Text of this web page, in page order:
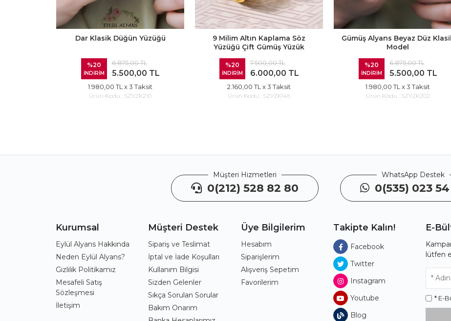
Dar Klasik Düğün Yüzüğü
%20
İNDİRİM
6.875,00 TL
5.500,00 TL
1.980,00 TL x 3 Taksit
Ürün Kodu : SZYZK210
9 Milim Altın Kaplama Söz
Yüzüğü Çift Gümüş Yüzük
%20
İNDİRİM
7.500,00 TL
6.000,00 TL
2.160,00 TL x 3 Taksit
Ürün Kodu : SZYZK145
Gümüş Alyans Beyaz Düz
Model
%20
İNDİRİM
6.875,00 TL
5.500,00 TL
1.980,00 TL x 3 Taksit
Ürün Kodu : SZYZK202
Müşteri Hizmetleri
0(212) 528 82 80
WhatsApp Destek
0(535) 023
Kurumsal
Eylül Alyans Hakkında
Neden Eylül Alyans?
Gizlilik Politikamız
Mesafeli Satış
Sözleşmesi
İletişim
Müşteri Destek
Sipariş ve Teslimat
İptal ve İade Koşulları
Kullanım Bilgisi
Sizden Gelenler
Sıkça Sorulan Sorular
Bakım Onarım
Üye Bilgilerim
Hesabım
Siparişlerim
Alışveriş Sepetim
Favorilerim
Takipte Kalın!
Facebook
Twitter
Instagram
Youtube
Blog
E-
lütfen
* E-